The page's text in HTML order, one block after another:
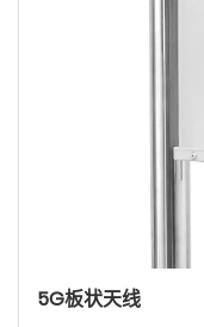
5G板状天线